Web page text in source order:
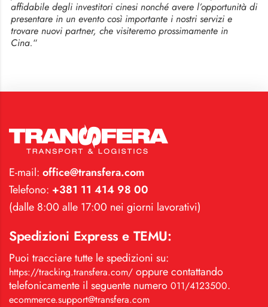
affidabile degli investitori cinesi nonché avere l’opportunità di
presentare in un evento così importante i nostri servizi e
trovare nuovi partner, che visiteremo prossimamente in
Cina.“
E-mail: office@transfera.com
Telefono: +381 11 414 98 00
(dalle 8:00 alle 17:00 nei giorni lavorativi)
Spedizioni Express e TEMU:
Puoi tracciare tutte le spedizioni su:
https://tracking.transfera.com/ oppure contattando
telefonicamente il seguente numero 011/4123500.
ecommerce.support@transfera.com